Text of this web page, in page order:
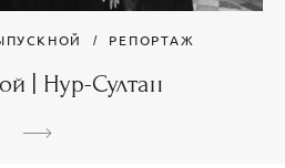
РЕПОРТАЖ
| Нур-Султан